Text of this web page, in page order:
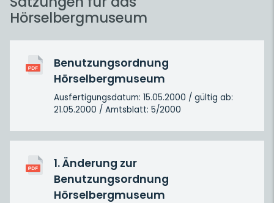
Hörselbergmuseum
Benutzungsordnung
Hörselbergmuseum
Ausfertigungsdatum: 15.05.2000 / gültig ab:
21.05.2000 / Amtsblatt: 5/2000
1. Änderung zur
Benutzungsordnung
Hörselbergmuseum